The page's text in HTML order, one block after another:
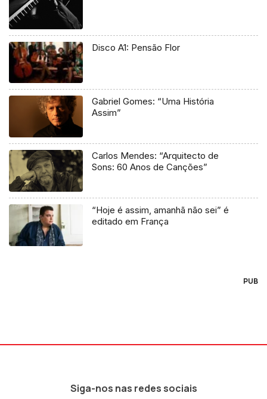
Disco A1: Pensão Flor
Gabriel Gomes: “Uma História
Assim”
Carlos Mendes: “Arquitecto de
Sons: 60 Anos de Canções”
“Hoje é assim, amanhã não sei” é
editado em França
PUB
Siga-nos nas redes sociais